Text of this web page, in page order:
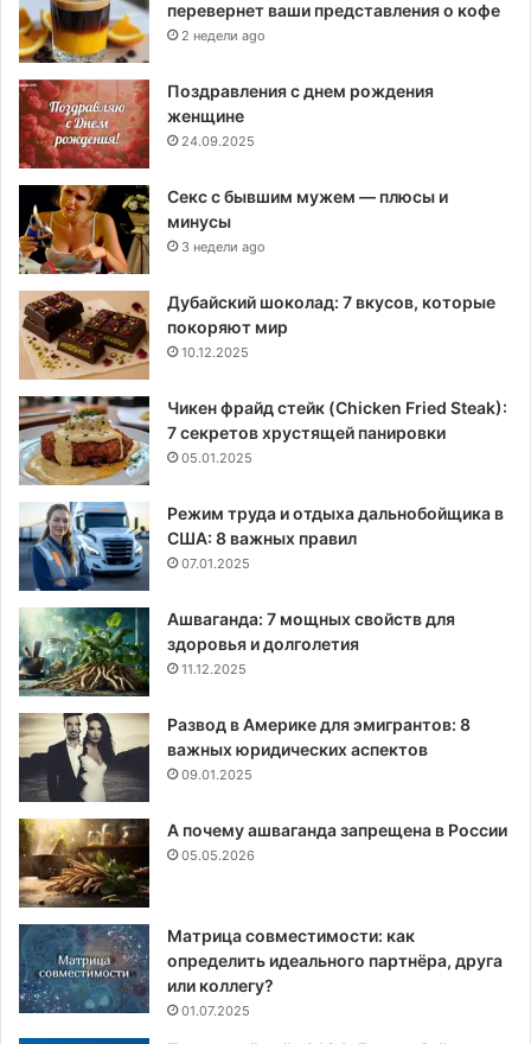
перевернет ваши представления о кофе
2 недели ago
Поздравления с днем рождения
женщине
24.09.2025
Секс с бывшим мужем — плюсы и
минусы
3 недели ago
Дубайский шоколад: 7 вкусов, которые
покоряют мир
10.12.2025
Чикен фрайд стейк (Chicken Fried Steak):
7 секретов хрустящей панировки
05.01.2025
Режим труда и отдыха дальнобойщика в
США: 8 важных правил
07.01.2025
Ашваганда: 7 мощных свойств для
здоровья и долголетия
11.12.2025
Развод в Америке для эмигрантов: 8
важных юридических аспектов
09.01.2025
А почему ашваганда запрещена в России
05.05.2026
Матрица совместимости: как
определить идеального партнёра, друга
или коллегу?
01.07.2025